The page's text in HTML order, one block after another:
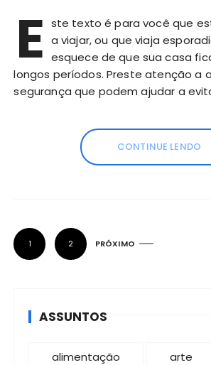
E ste texto é para você que
a viajar, ou que viaja
esquece de que sua casa
longos períodos. Preste atenção a
segurança que podem ajudar a
CONTINUE LENDO
P
a1 2 PRÓXIMO
ASSUNTOS
alimentação arte